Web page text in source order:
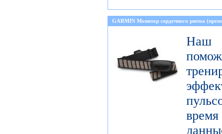
GARMIN Монитор сердечного ритма
Наш